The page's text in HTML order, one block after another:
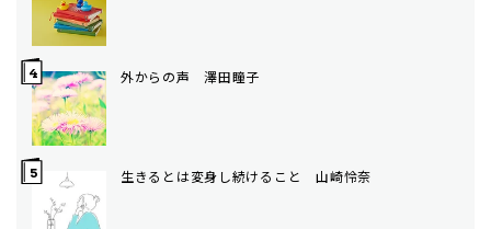
外からの声 澤田瞳子
生きるとは変身し続けること 山崎怜奈